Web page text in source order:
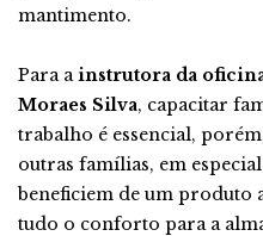
mantimento.
Para a instrutora da
Moraes Silva, capacitar
trabalho é essencial,
outras famílias, em
beneficiem de um produto
tudo o conforto para a